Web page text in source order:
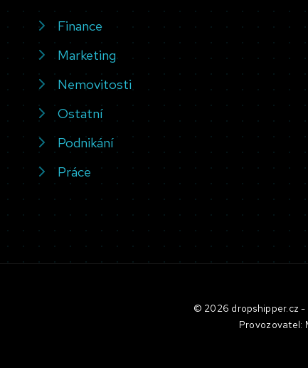
Finance
Marketing
Nemovitosti
Ostatní
Podnikání
Práce
© 2026 dropshipper.cz -
Provozovatel: